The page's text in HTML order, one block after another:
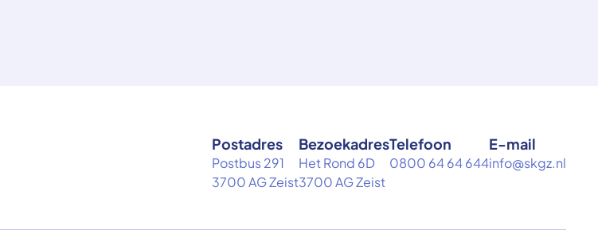
Postadres
Postbus 291
3700 AG Zeist
Bezoekadres
Het Rond 6D
3700 AG Zeist
Telefoon
0800 64 64 644
E-mail
info@skgz.nl